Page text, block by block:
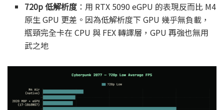
720p 低解析度 ：用 RTX 5090 eGPU 的表現反而比 M4
原生 GPU 更差。因為低解析度下 GPU 幾乎無負載，
瓶頸完全卡在 CPU 與 FEX 轉譯層，GPU 再強也無用
武之地